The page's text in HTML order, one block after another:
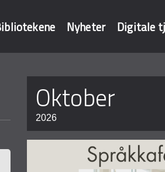
Nyheter Digitale
oktober
2026
Sider